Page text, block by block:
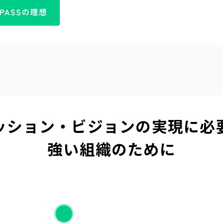
ション・ビジョンの実現に必
強い組織のために
S